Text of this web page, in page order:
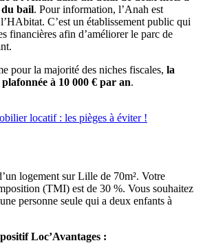
bail. Pour information, l’Anah est
C’est un établissement public qui
financières afin d’améliorer le parc de
pour la majorité des niches fiscales, la
à 10 000 € par an.
locatif : les pièges à éviter !
logement sur Lille de 70m². Votre
(TMI) est de 30 %. Vous souhaitez
personne seule qui a deux enfants à
Loc’Avantages :